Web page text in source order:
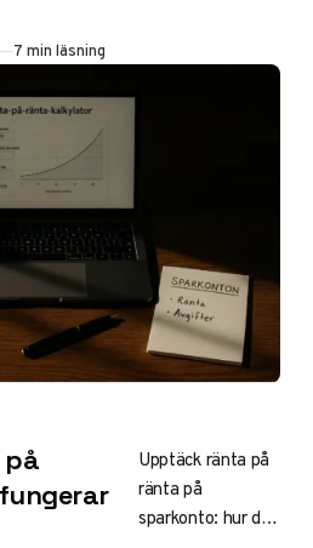
sparande. Lär dig
indexfonderna för
finansiell frihet på
lång sikt.
7 min läsning
Upptäck ränta på
ränta på
sparkonto: hur det